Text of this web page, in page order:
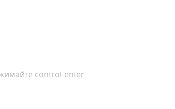
control-enter